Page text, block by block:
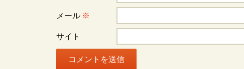
メール ※
サイト